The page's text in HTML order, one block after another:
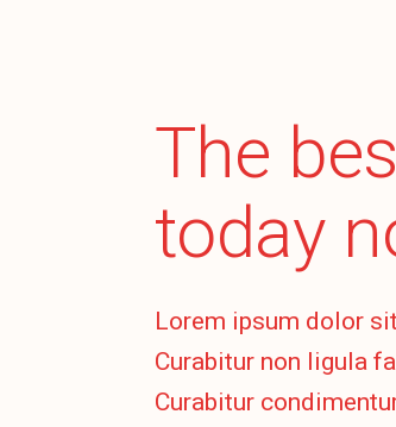
The
today
Lorem ipsum dolor
Curabitur non ligula
Curabitur